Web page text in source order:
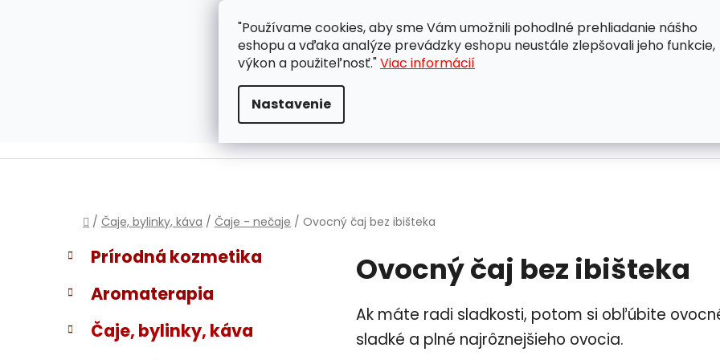
"Používame cookies, aby sme Vám umožnili pohodlné prehliadanie nášho
eshopu a vďaka analýze prevádzky eshopu neustále zlepšovali jeho funkcie,
výkon a použiteľnosť."Viac informácií
Nastavenie
ZÁKAZNÍCKA PODPORA OBCHODNÉ PODMIENKY OCHRANA OSOBNÝCH
Domov
/ Čaje, bylinky, káva / Čaje - nečaje / Ovocný čaj bez ibišteka
B
o
č
ý
Preskočiť
kategórie
K
a
t
e
ó
Prírodná kozmetika
Aromaterapia
Čaje, bylinky, káva
Ovocný čaj bez ibišteka
Ak máte radi sladkosti, potom si obľúbite
sladké a plné najrôznejšieho ovocia.